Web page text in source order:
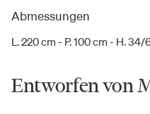
Abmessungen
L. 220 cm - P. 100 cm - H. 34/
Entworfen von